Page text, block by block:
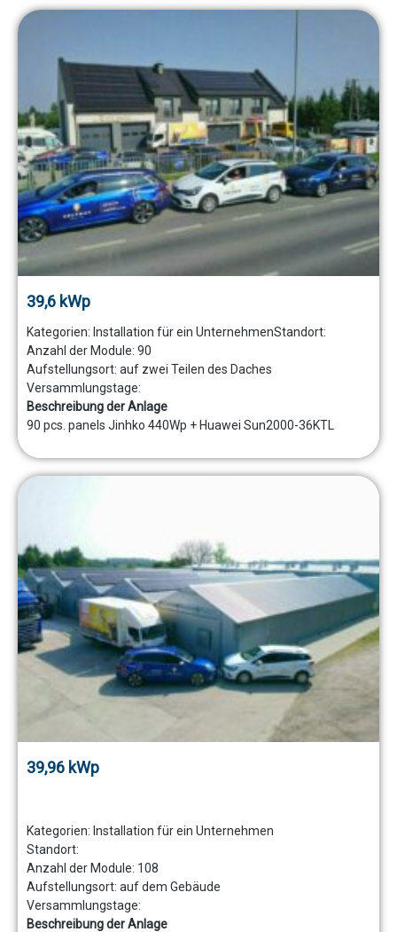
39,6 kWp
Kategorien: Installation für ein UnternehmenStandort:
Anzahl der Module: 90
Aufstellungsort: auf zwei Teilen des Daches
Versammlungstage:
Beschreibung der Anlage
90 pcs. panels Jinhko 440Wp + Huawei Sun2000-36KTL
39,96 kWp
Kategorien: Installation für ein Unternehmen
Standort:
Anzahl der Module: 108
Aufstellungsort: auf dem Gebäude
Versammlungstage:
Beschreibung der Anlage